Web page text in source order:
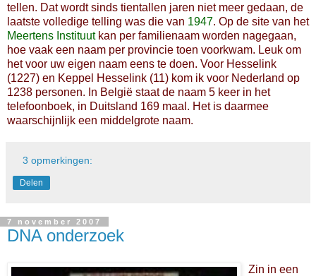
tellen. Dat wordt sinds tientallen jaren niet meer gedaan, de
laatste volledige telling was die van 1947. Op de site van het
Meertens Instituutkan per familienaam worden nagegaan,
hoe vaak een naam per provincie toen voorkwam. Leuk om
het voor uw eigen naam eens te doen. Voor Hesselink
(1227) en Keppel Hesselink (11) kom ik voor Nederland op
1238 personen. In België staat de naam 5 keer in het
telefoonboek, in Duitsland 169 maal. Het is daarmee
waarschijnlijk een middelgrote naam.
3 opmerkingen:
Delen
7 november 2007
DNA onderzoek
Zin in een